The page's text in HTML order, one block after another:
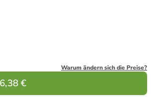
Warum ändern sich die Preise?
€